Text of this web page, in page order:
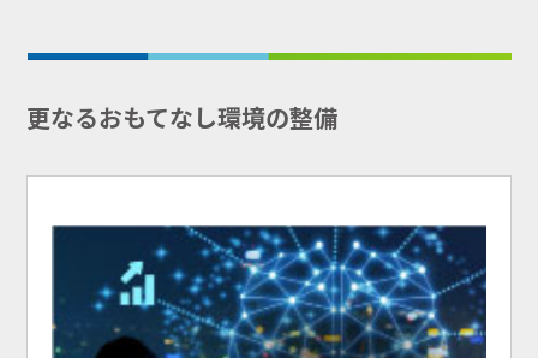
更なるおもてなし環境の整備